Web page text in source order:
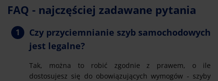
FAQ - najczęściej zadawane pytania
Czy przyciemnianie szyb samochodowych
jest legalne?
Tak, można to robić zgodnie z prawem, o ile
dostosujesz się do obowiązujących wymogów - szyby